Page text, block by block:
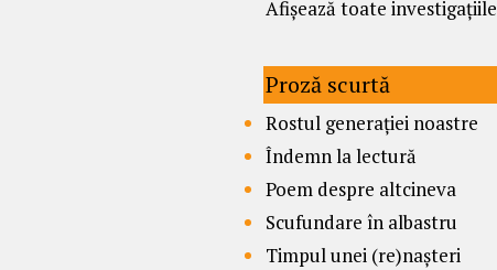
Afișează toate investigațiile
Proză scurtă
Rostul generației noastre
Îndemn la lectură
Poem despre altcineva
Scufundare în albastru
Timpul unei (re)nașteri